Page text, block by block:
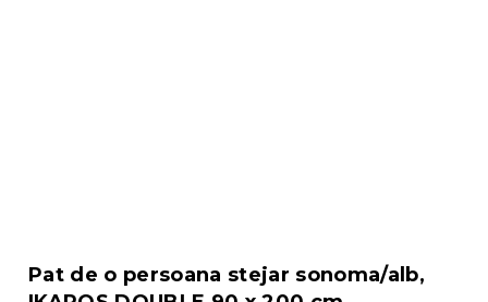
Pat de o persoana stejar sonoma/alb,